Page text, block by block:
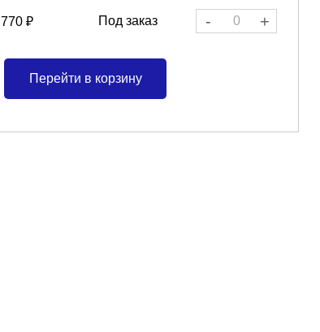
770 ₽ Под заказ - +
Перейти в корзину